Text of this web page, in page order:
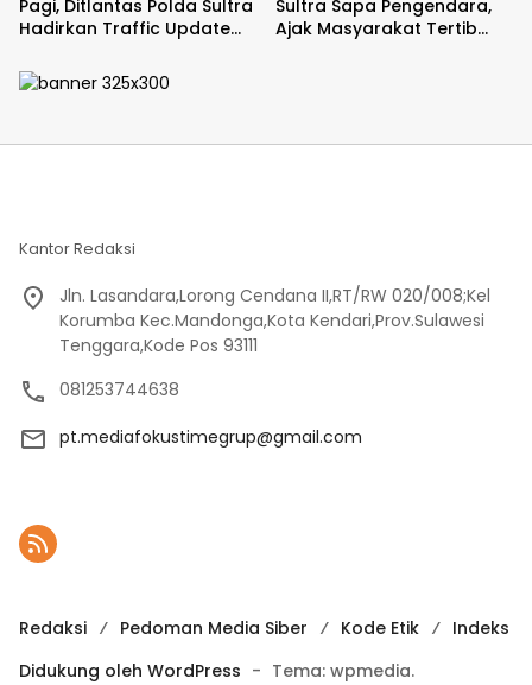
Pagi, Ditlantas Polda Sultra
Hadirkan Traffic Update
Sultra Sapa Pengendara,
Ajak Masyarakat Tertib
Kantor Redaksi
Jln. Lasandara,Lorong Cendana II,RT/RW 020/008;Kel
Korumba Kec.Mandonga,Kota Kendari,Prov.Sulawesi
Tenggara,Kode Pos 93111
081253744638
pt.mediafokustimegrup@gmail.com
Redaksi Pedoman Media Siber Kode Etik
Indeks
Didukung oleh WordPress - Tema: wpmedia.